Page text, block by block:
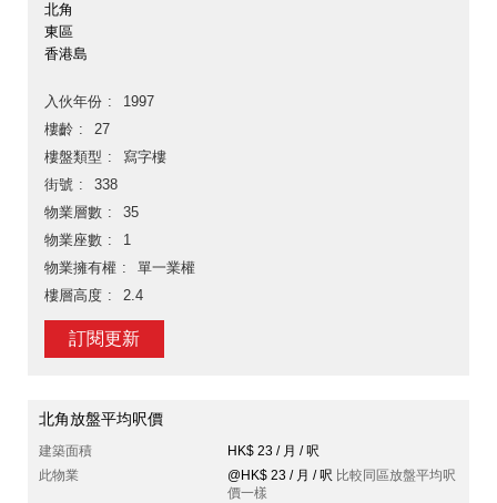
北角
東區
香港島
入伙年份
1997
樓齡
27
樓盤類型
寫字樓
街號
338
物業層數
35
物業座數
1
物業擁有權
單一業權
樓層高度
2.4
訂閱更新
北角放盤平均呎價
建築面積
HK$ 23 / 月 / 呎
此物業
@HK$ 23 / 月 / 呎 比較同區放盤平均呎
價一樣